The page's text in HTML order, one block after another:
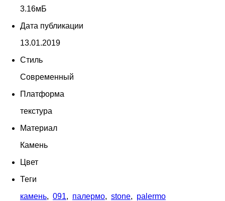
3.16мБ
Дата публикации
13.01.2019
Стиль
Современный
Платформа
текстура
Материал
Камень
Цвет
Теги
камень, 091, палермо, stone, palermo